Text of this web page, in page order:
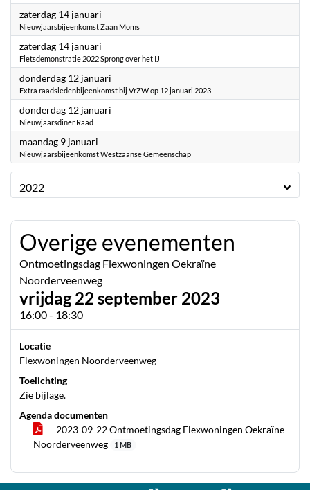
zaterdag 14 januari
Nieuwjaarsbijeenkomst Zaan Moms
zaterdag 14 januari
Fietsdemonstratie 2022 Sprong over het IJ
donderdag 12 januari
Extra raadsledenbijeenkomst bij VrZW op 12 januari 2023
donderdag 12 januari
Nieuwjaarsdiner Raad
maandag 9 januari
Nieuwjaarsbijeenkomst Westzaanse Gemeenschap
2022
Overige evenementen
Ontmoetingsdag Flexwoningen Oekraïne
Noorderveenweg
vrijdag 22 september 2023
16:00 - 18:30
Locatie
Flexwoningen Noorderveenweg
Toelichting
Zie bijlage.
Agenda documenten
2023-09-22 Ontmoetingsdag Flexwoningen Oekraïne
Noorderveenweg
1 MB